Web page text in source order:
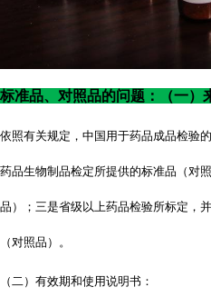
标准品、对照品的问题：（一）
依照有关规定，中国用于药品成品检验
药品生物制品检定所提供的标准品（对
品）；三是省级以上药品检验所标定，
（对照品）。
（二）有效期和使用说明书：